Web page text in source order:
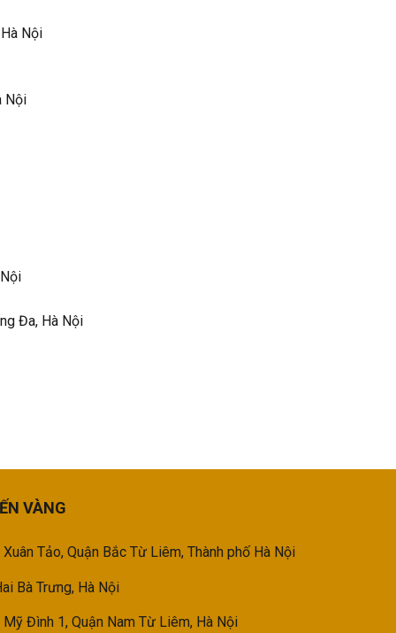
Nội
Nội
Đa, Hà Nội
VÀNG
Tảo, Quận Bắc Từ Liêm, Thành phố Hà Nội
Bà Trưng, Hà Nội
Đình 1, Quận Nam Từ Liêm, Hà Nội